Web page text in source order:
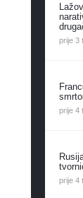
prije 3
prije 4
prije 4